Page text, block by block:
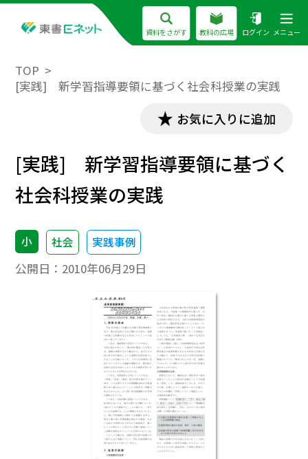
資料をさがす 教科の広場 ログイン メニュー
TOP
[実践] 新学習指導要領に基づく社会科授業の実践
お気に入りに追加
[実践] 新学習指導要領に基づく
社会科授業の実践
小 社会 実践事例
公開日： 2010年06月29日